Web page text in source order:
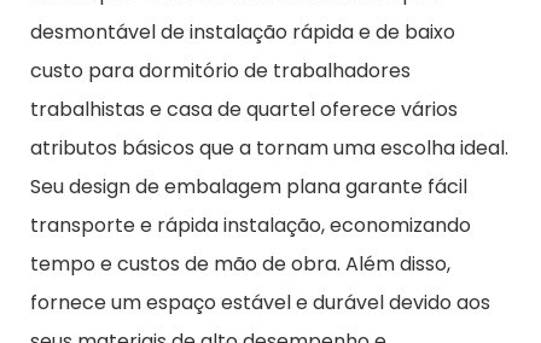
desmontável de instalação rápida e de baixo
custo para dormitório de trabalhadores
trabalhistas e casa de quartel oferece vários
atributos básicos que a tornam uma escolha ideal.
Seu design de embalagem plana garante fácil
transporte e rápida instalação, economizando
tempo e custos de mão de obra. Além disso,
fornece um espaço estável e durável devido aos